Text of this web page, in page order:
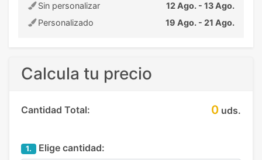
Sin personalizar
12 Ago. - 13 Ago.
Personalizado
19 Ago. - 21 Ago.
Calcula tu precio
Cantidad Total: 0 uds.
1. Elige cantidad: